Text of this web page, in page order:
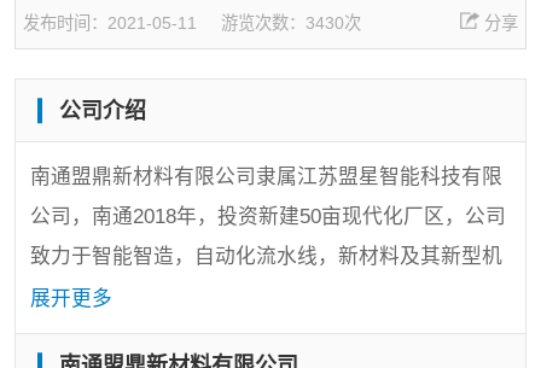
发布时间：2021-05-11 游览次数：3430次 分享
公司介绍
南通盟鼎新材料有限公司隶属江苏盟星智能科技有限
公司，南通2018年，投资新建50亩现代化厂区，公司
致力于智能智造，自动化流水线，新材料及其新型机
床设备的项目智造。
展开更多